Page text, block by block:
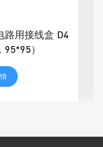
路用接线盒 D4
）